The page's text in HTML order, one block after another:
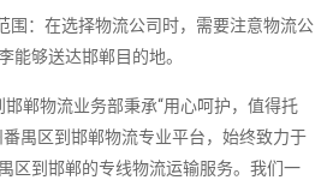
围：在选择物流公司时，需要注意物流公
能够送达邯郸目的地。
郸物流业务部秉承“用心呵护，值得托
禺区到邯郸物流专业平台，始终致力于
区到邯郸的专线物流运输服务。我们一